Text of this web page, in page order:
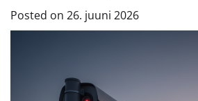
Posted on 26. juuni 2026